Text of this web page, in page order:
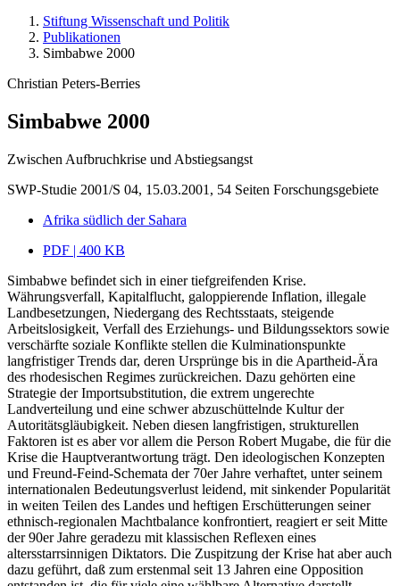
Stiftung Wissenschaft und Politik
Publikationen
Simbabwe 2000
Christian Peters-Berries
Simbabwe 2000
Zwischen Aufbruchkrise und Abstiegsangst
SWP-Studie 2001/S 04, 15.03.2001, 54 Seiten Forschungsgebiete
Afrika südlich der Sahara
PDF | 400 KB
Simbabwe befindet sich in einer tiefgreifenden Krise.
Währungsverfall, Kapitalflucht, galoppierende Inflation, illegale
Landbesetzungen, Niedergang des Rechtsstaats, steigende
Arbeitslosigkeit, Verfall des Erziehungs- und Bildungssektors sowie
verschärfte soziale Konflikte stellen die Kulminationspunkte
langfristiger Trends dar, deren Ursprünge bis in die Apartheid-Ära
des rhodesischen Regimes zurückreichen. Dazu gehörten eine
Strategie der Importsubstitution, die extrem ungerechte
Landverteilung und eine schwer abzuschüttelnde Kultur der
Autoritätsgläubigkeit. Neben diesen langfristigen, strukturellen
Faktoren ist es aber vor allem die Person Robert Mugabe, die für die
Krise die Hauptverantwortung trägt. Den ideologischen Konzepten
und Freund-Feind-Schemata der 70er Jahre verhaftet, unter seinem
internationalen Bedeutungsverlust leidend, mit sinkender Popularität
in weiten Teilen des Landes und heftigen Erschütterungen seiner
ethnisch-regionalen Machtbalance konfrontiert, reagiert er seit Mitte
der 90er Jahre geradezu mit klassischen Reflexen eines
altersstarrsinnigen Diktators. Die Zuspitzung der Krise hat aber auch
dazu geführt, daß zum erstenmal seit 13 Jahren eine Opposition